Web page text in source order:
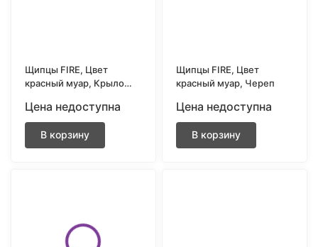
Щипцы FIRE, Цвет
красный муар, Крыло
Цена недоступна
В корзину
Щипцы FIRE, Цвет
красный муар, Череп
Цена недоступна
В корзину